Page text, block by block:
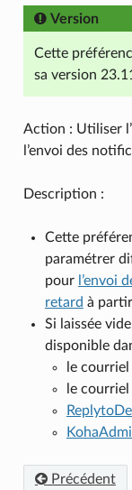
Version
Cette
sa version
Action : Utiliser
l’envoi des
Description :
Cette
paramétrer
pour l’envoi
retard à
Si laissée
disponible
le courriel
le courriel
Précédent